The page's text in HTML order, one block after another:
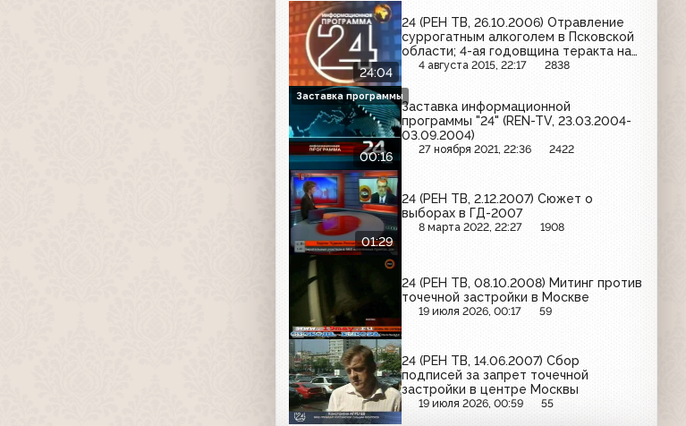
24:04
24 (РЕН ТВ, 26.10.2006) Отравление
суррогатным алкоголем в Псковской
области; 4-ая годовщина теракта на
Дубровке
4 августа 2015, 22:17 2838
00:16
Заставка информационной
программы "24" (REN-TV, 23.03.2004-
03.09.2004)
27 ноября 2021, 22:36 2422
Заставка программы
01:29
24 (РЕН ТВ, 2.12.2007) Сюжет о
выборах в ГД-2007
8 марта 2022, 22:27 1908
24 (РЕН ТВ, 08.10.2008) Митинг против
точечной застройки в Москве
19 июля 2026, 00:17 59
24 (РЕН ТВ, 14.06.2007) Сбор
подписей за запрет точечной
застройки в центре Москвы
19 июля 2026, 00:59 55